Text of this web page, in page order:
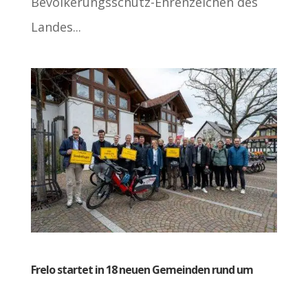
Landes...
Frelo startet in 18 neuen Gemeinden rund um